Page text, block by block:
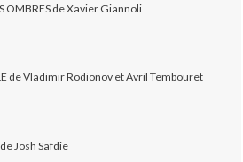
OMBRES de Xavier Giannoli
de Vladimir Rodionov et Avril Tembouret
Josh Safdie